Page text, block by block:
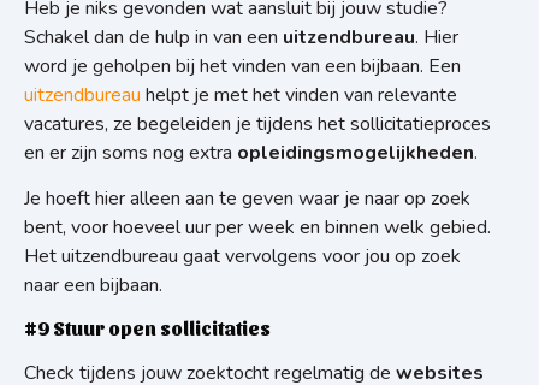
Heb je niks gevonden wat aansluit bij jouw studie?
Schakel dan de hulp in van een uitzendbureau. Hier
word je geholpen bij het vinden van een bijbaan. Een
uitzendbureau helpt je met het vinden van relevante
vacatures, ze begeleiden je tijdens het sollicitatieproces
en er zijn soms nog extra opleidingsmogelijkheden.
Je hoeft hier alleen aan te geven waar je naar op zoek
bent, voor hoeveel uur per week en binnen welk gebied.
Het uitzendbureau gaat vervolgens voor jou op zoek
naar een bijbaan.
#9 Stuur open sollicitaties
Check tijdens jouw zoektocht regelmatig de websites